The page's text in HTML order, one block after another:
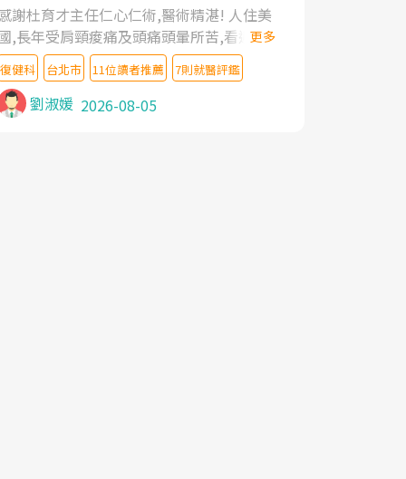
謝杜育才主任仁心仁術,醫術精湛! 人住美
,長年受肩頸痠痛及頭痛頭暈所苦,看遍名醫
授,做了各種檢查,也嘗試過西醫打針,中醫
灸及物理徒手治療都沒有用,後來連吃到嗎
類止痛藥都效果有限,只是壓症狀,沒多久就
起來,多年失眠嚴重影響生活品質. 台灣親
更多
復健科 台北市 11位讀者推薦 7則就醫評鑑
劉淑媛 2026-08-05